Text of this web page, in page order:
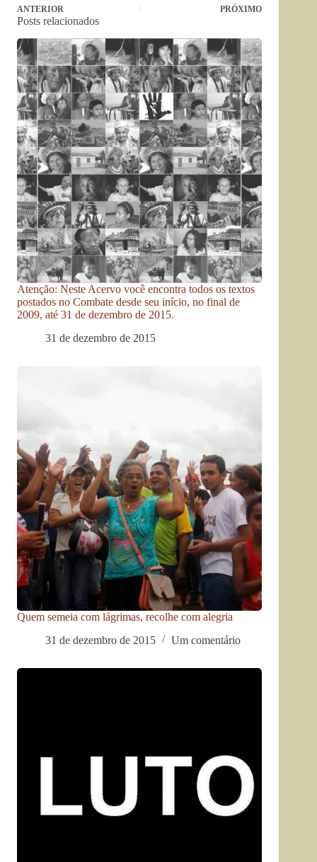
ANTERIOR PRÓXIMO
Posts relacionados
Atenção: Neste Acervo você encontra todos os textos
postados no Combate desde seu início, no final de
2009, até 31 de dezembro de 2015.
31 de dezembro de 2015
Quem semeia com lágrimas, recolhe com alegria
31 de dezembro de 2015
Um comentário